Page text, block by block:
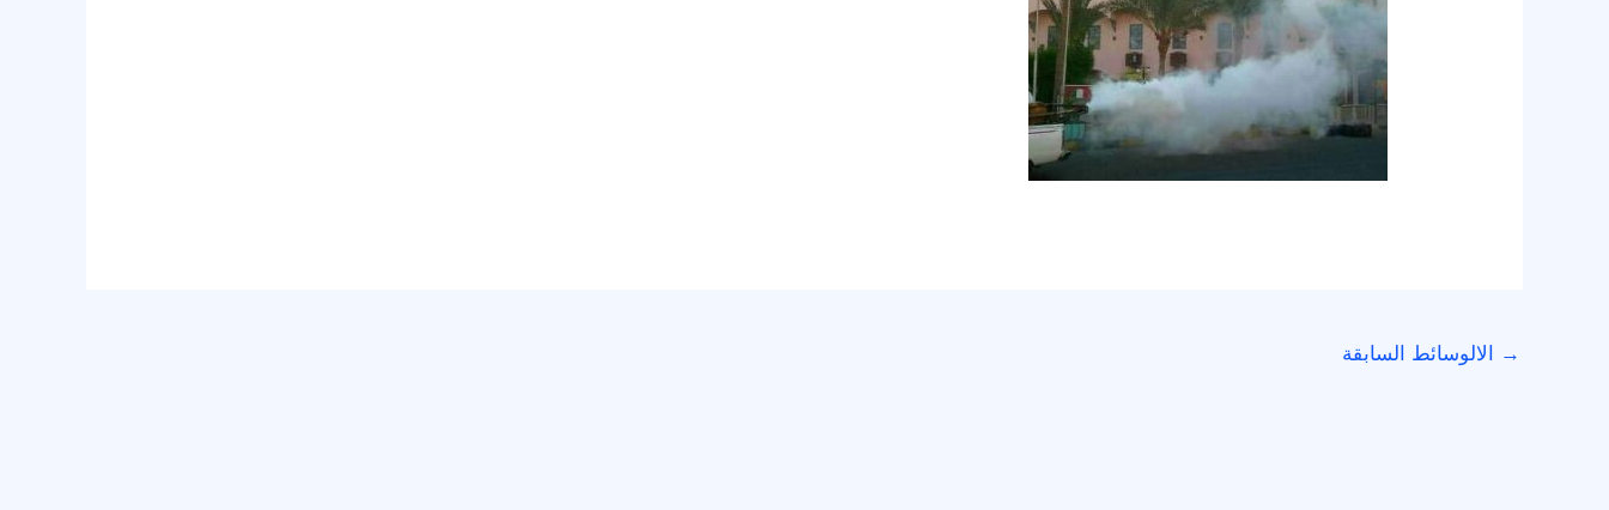
→ الالوسائط السابقة